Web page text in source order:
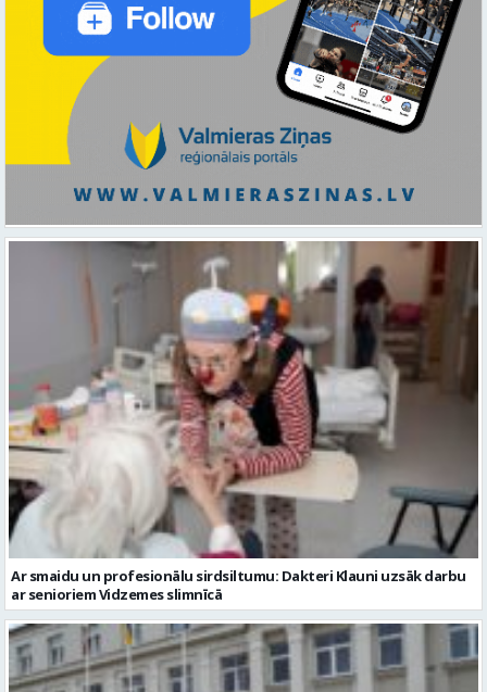
Ar smaidu un profesionālu sirdsiltumu: Dakteri Klauni uzsāk darbu
ar senioriem Vidzemes slimnīcā